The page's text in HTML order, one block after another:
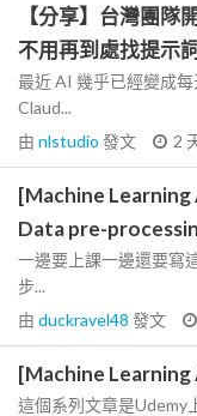
【分享】台灣團隊
不用再到處找提示
最近 AI 幾乎已經變成
Claud...
由 nlstudio 發文 2
[Machine Learning
Data pre-
一邊要上課一邊還要寫
步...
由 duckravel48 發文
[Machine Learning
這個系列文章是Udemy